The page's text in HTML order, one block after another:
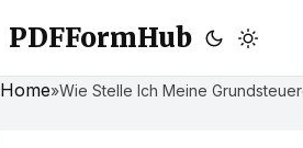
PDFFormHub
Home»Wie Stelle Ich Meine